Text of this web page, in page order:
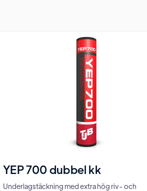
YEP 700 dubbel kk
Underlagstäckning med extra hög riv- och